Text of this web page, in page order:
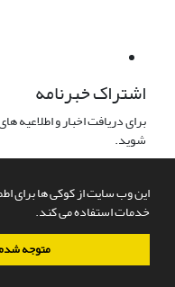
این وب سایت از کوکی ها برای
خدمات استفاده می کند.
متوجه
اشتراک خبرنامه
برای دریافت اخبار و
شوید.
سامانه مدیریت نشریات علمی.